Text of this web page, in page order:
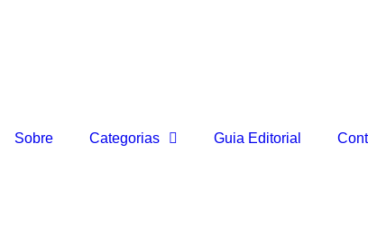
Sobre Categorias Guia Editorial